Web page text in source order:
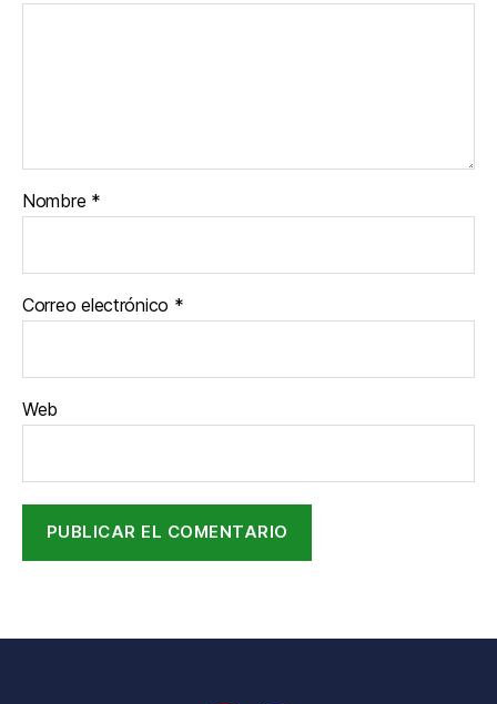
Nombre *
Correo electrónico *
Web